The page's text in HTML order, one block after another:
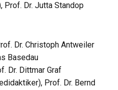
Prof. Dr. Jutta Standop
Dr. Christoph Antweiler
Basedau
Dr. Dittmar Graf
Prof. Dr. Bernd